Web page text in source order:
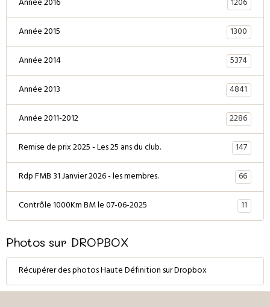
Année 2016
Année 2015
1300
Année 2014
5374
Année 2013
4841
Année 2011-2012
2286
Remise de prix 2025 - Les 25 ans du club.
147
Rdp FMB 31 Janvier 2026 - les membres.
66
Contrôle 1000Km BM le 07-06-2025
11
Photos sur DROPBOX
Récupérer des photos Haute Définition sur Dropbox